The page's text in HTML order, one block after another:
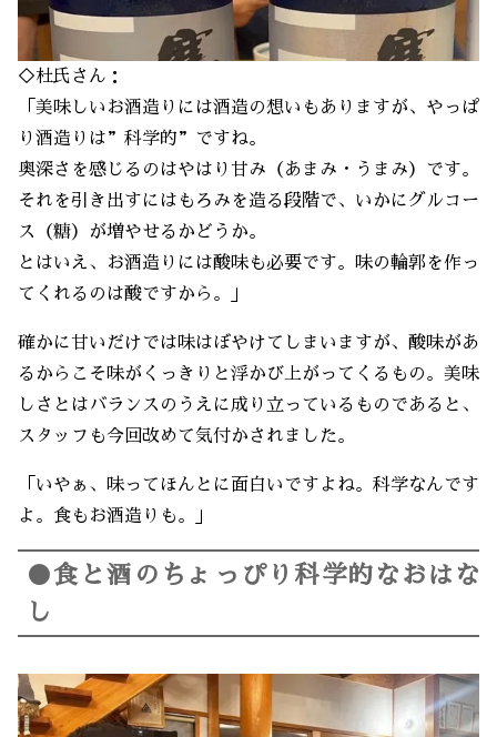
◇杜氏さん：
「美味しいお酒造りには酒造の想いもありますが、やっぱ
り酒造りは”科学的”ですね。
奥深さを感じるのはやはり甘み（あまみ・うまみ）です。
それを引き出すにはもろみを造る段階で、いかにグルコー
ス（糖）が増やせるかどうか。
とはいえ、お酒造りには酸味も必要です。味の輪郭を作っ
てくれるのは酸ですから。」
確かに甘いだけでは味はぼやけてしまいますが、酸味があ
るからこそ味がくっきりと浮かび上がってくるもの。美味
しさとはバランスのうえに成り立っているものであると、
スタッフも今回改めて気付かされました。
「いやぁ、味ってほんとに面白いですよね。科学なんです
よ。食もお酒造りも。」
●食と酒のちょっぴり科学的なおはな
し